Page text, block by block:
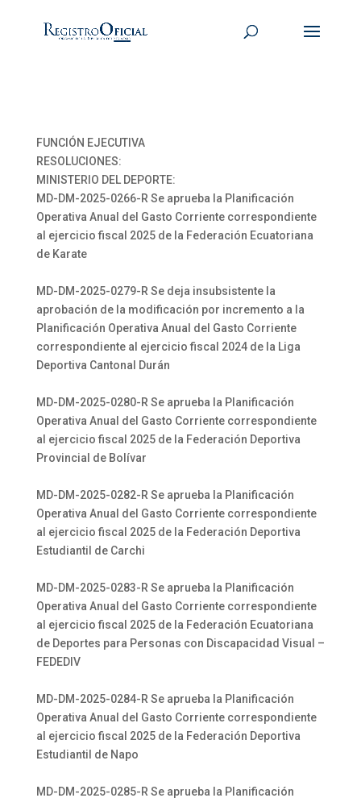
FUNCIÓN EJECUTIVA
RESOLUCIONES:
MINISTERIO DEL DEPORTE:
MD-DM-2025-0266-R Se aprueba la Planificación
Operativa Anual del Gasto Corriente correspondiente
al ejercicio fiscal 2025 de la Federación Ecuatoriana
de Karate
MD-DM-2025-0279-R Se deja insubsistente la
aprobación de la modificación por incremento a la
Planificación Operativa Anual del Gasto Corriente
correspondiente al ejercicio fiscal 2024 de la Liga
Deportiva Cantonal Durán
MD-DM-2025-0280-R Se aprueba la Planificación
Operativa Anual del Gasto Corriente correspondiente
al ejercicio fiscal 2025 de la Federación Deportiva
Provincial de Bolívar
MD-DM-2025-0282-R Se aprueba la Planificación
Operativa Anual del Gasto Corriente correspondiente
al ejercicio fiscal 2025 de la Federación Deportiva
Estudiantil de Carchi
MD-DM-2025-0283-R Se aprueba la Planificación
Operativa Anual del Gasto Corriente correspondiente
al ejercicio fiscal 2025 de la Federación Ecuatoriana
de Deportes para Personas con Discapacidad Visual –
FEDEDIV
MD-DM-2025-0284-R Se aprueba la Planificación
Operativa Anual del Gasto Corriente correspondiente
al ejercicio fiscal 2025 de la Federación Deportiva
Estudiantil de Napo
MD-DM-2025-0285-R Se aprueba la Planificación